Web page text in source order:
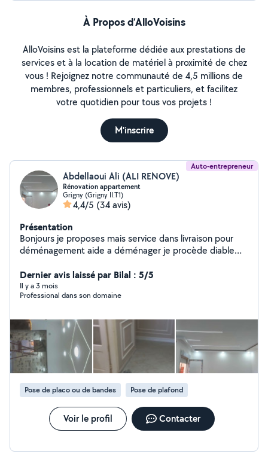
À Propos d’AlloVoisins
AlloVoisins est la plateforme dédiée aux prestations de
services et à la location de matériel à proximité de chez
vous ! Rejoignez notre communauté de 4,5 millions de
membres, professionnels et particuliers, et facilitez
votre quotidien pour tous vos projets !
M'inscrire
Auto-entrepreneur
Abdellaoui Ali (ALI RENOVE)
Rénovation appartement
Grigny (Grigny II.T1)
4,4/5 (34 avis)
Présentation
Bonjours je proposes mais service dans livraison pour
déménagement aide a déménager je procède diable
escalier peut aussi aider démonter meuble remonter
compétences dans les travaux rénovation enduit
peinture réparation ext enlèvement grava je suis sérieux
disposition a tout moment 24/24
Dernier avis laissé par Bilal : 5/5
Il y a 3 mois
Professional dans son domaine
Pose de placo ou de bandes Pose de plafond
Voir le profil Contacter